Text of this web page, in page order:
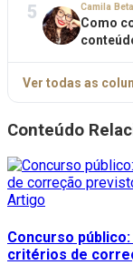
5 Camila
Como
Ver todas as
Conteúdo
Artigo
Concurso
critérios de